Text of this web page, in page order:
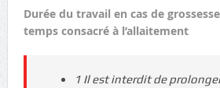
Durée du travail en cas de
temps consacré à l’allaitement
1 Il est interdit de